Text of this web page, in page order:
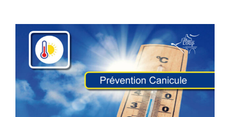
Voir
l'image
agrandie